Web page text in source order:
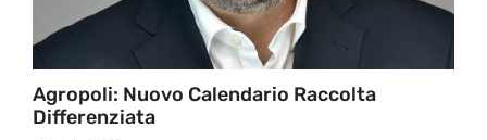
Agropoli: Nuovo Calendario Raccolta
Differenziata